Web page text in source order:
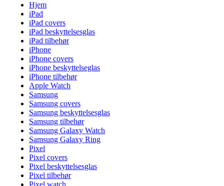
Hjem
iPad
iPad covers
iPad beskyttelsesglas
iPad tilbehør
iPhone
iPhone covers
iPhone beskyttelseglas
iPhone tilbehør
Apple Watch
Samsung
Samsung covers
Samsung beskyttelsesglas
Samsung tilbehør
Samsung Galaxy Watch
Samsung Galaxy Ring
Pixel
Pixel covers
Pixel beskyttelsesglas
Pixel tilbehør
Pixel watch